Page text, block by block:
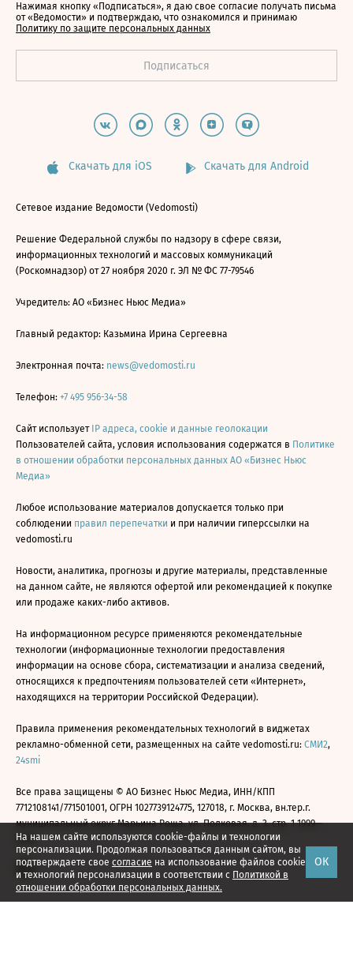
На нашем сайте используются cookie-файлы и технологии
персонализации. Продолжая пользоваться данным сайтом, вы
подтверждаете свое согласие на использование файлов cookie
и технологий персонализации в соответствии с Политикой в
отношении обработки персональных данных.
ОК
Нажимая кнопку «Подписаться», я даю свое согласие получать письма
от «Ведомости» и подтверждаю, что ознакомился и принимаю
Политику по защите персональных данных
Скачать для iOS Скачать для Android
Сетевое издание Ведомости (Vedomosti)
Решение Федеральной службы по надзору в сфере связи,
информационных технологий и массовых коммуникаций
(Роскомнадзор) от 27 ноября 2020 г. ЭЛ № ФС 77-79546
Учредитель: АО «Бизнес Ньюс Медиа»
Главный редактор: Казьмина Ирина Сергеевна
Электронная почта: news@vedomosti.ru
Телефон: +7 495 956-34-58
Сайт использует IP адреса, cookie и данные геолокации
Пользователей сайта, условия использования содержатся в Политике
в отношении обработки персональных данных АО «Бизнес Ньюс
Медиа»
Любое использование материалов допускается только при
соблюдении правил перепечатки и при наличии гиперссылки на
vedomosti.ru
Новости, аналитика, прогнозы и другие материалы, представленные
на данном сайте, не являются офертой или рекомендацией к покупке
или продаже каких-либо активов.
На информационном ресурсе применяются рекомендательные
технологии (информационные технологии предоставления
информации на основе сбора, систематизации и анализа сведений,
относящихся к предпочтениям пользователей сети «Интернет»,
находящихся на территории Российской Федерации).
Правила применения рекомендательных технологий в виджетах
рекламно-обменной сети, размещенных на сайте vedomosti.ru: СМИ2,
24smi
Все права защищены © АО Бизнес Ньюс Медиа, ИНН/КПП
7712108141/771501001, ОГРН 1027739124775, 127018, г. Москва, вн.тер.г.
муниципальный округ Марьина Роща, ул. Полковая, д. 3, стр. 1 1999—
2026